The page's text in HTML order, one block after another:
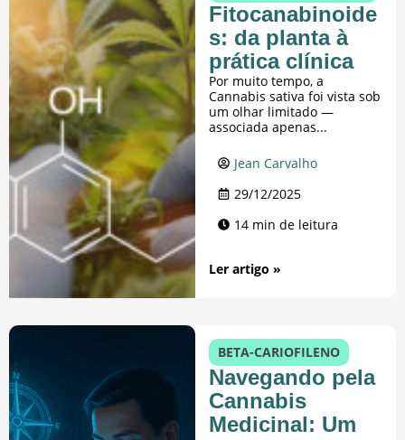
Fitocanabinoide
s: da planta à
prática clínica
Por muito tempo, a
Cannabis sativa foi vista sob
um olhar limitado —
associada apenas...
Jean Carvalho
29/12/2025
14 min de leitura
Ler artigo »
BETA-CARIOFILENO
Navegando pela
Cannabis
Medicinal: Um